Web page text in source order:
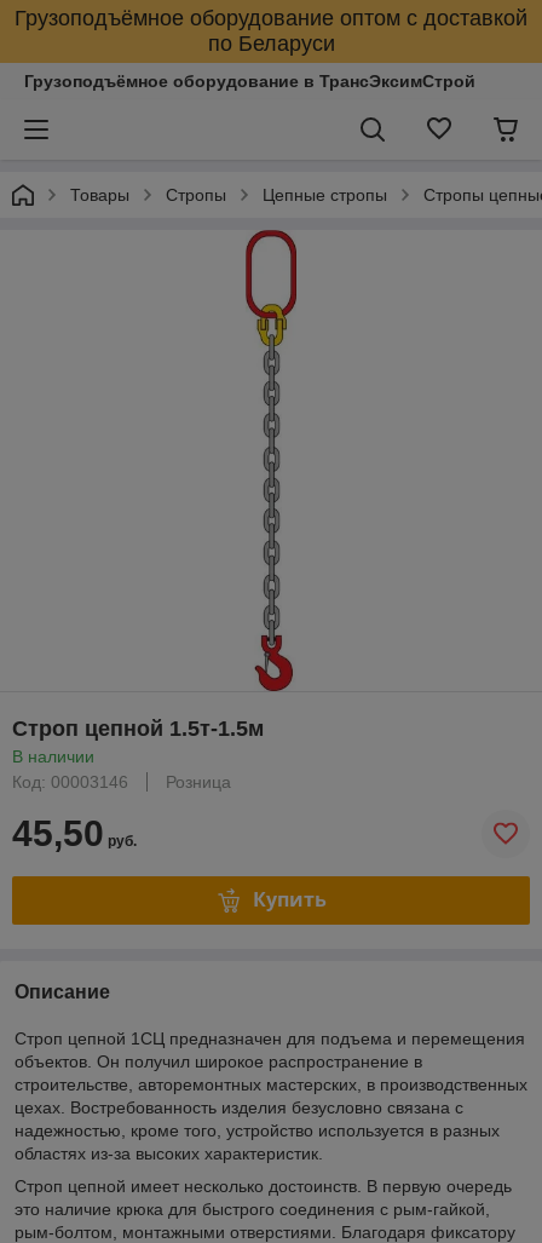
Грузоподъёмное оборудование оптом с доставкой
по Беларуси
Грузоподъёмное оборудование в ТрансЭксимСтрой
Товары Стропы Цепные стропы Стропы
Строп цепной 1.5т-1.5м
В наличии
Код: 00003146
Розница
45,50 руб.
Купить
Описание
Строп цепной 1СЦ предназначен для подъема и перемещения
объектов. Он получил широкое распространение в
строительстве, авторемонтных мастерских, в производственных
цехах. Востребованность изделия безусловно связана с
надежностью, кроме того, устройство используется в разных
областях из-за высоких характеристик.
Строп цепной имеет несколько достоинств. В первую очередь
это наличие крюка для быстрого соединения с рым-гайкой,
рым-болтом, монтажными отверстиями. Благодаря фиксатору